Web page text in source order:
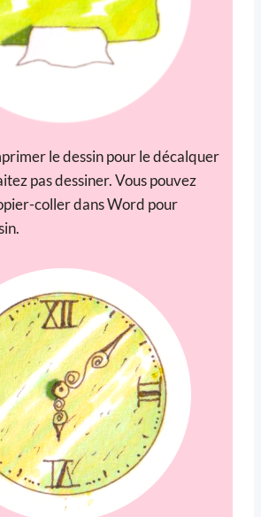
le dessin pour le décalquer
pas dessiner. Vous pouvez
coller dans Word pour